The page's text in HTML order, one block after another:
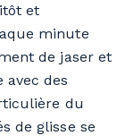
et
minute
de jaser et
avec des
du
de glisse se